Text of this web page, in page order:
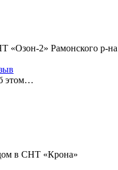
«Озон-2» Рамонского р-на
этом…
в СНТ «Крона»